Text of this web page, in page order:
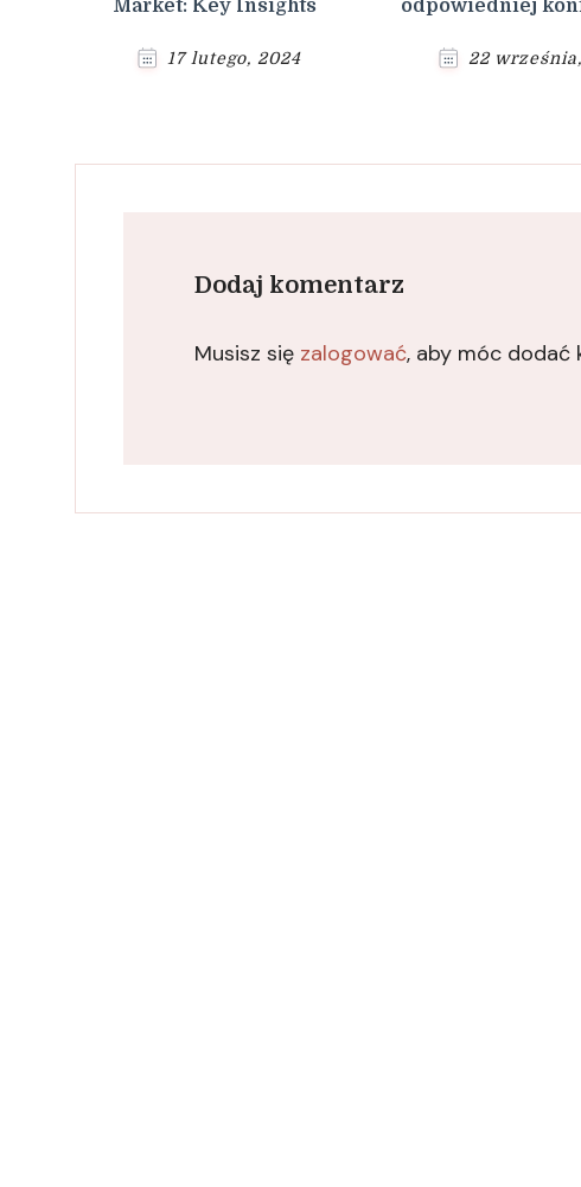
Market: Key Insights
17 lutego, 2024
odpowiedniej
22
Dodaj komentarz
Musisz się zalogować, aby móc dodać